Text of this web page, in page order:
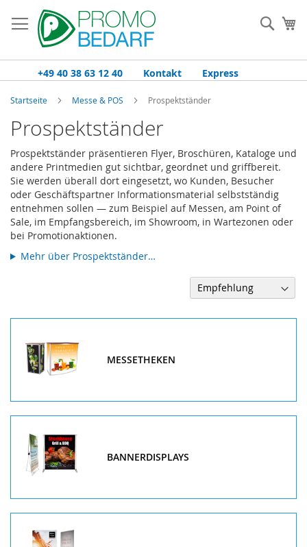
Inhalt
springen
+49 40 38 63 12 40 Kontakt Express
Startseite Messe & POS Prospektständer
Prospektständer
Prospektständer präsentieren Flyer, Broschüren, Kataloge und
andere Printmedien gut sichtbar, geordnet und griffbereit.
Sie werden überall dort eingesetzt, wo Kunden, Besucher
oder Geschäftspartner Informationsmaterial selbstständig
entnehmen sollen — zum Beispiel auf Messen, am Point of
Sale, im Empfangsbereich, im Showroom, in Wartezonen oder
bei Promotionaktionen.
Mehr über Prospektständer…
MESSETHEKEN
BANNERDISPLAYS